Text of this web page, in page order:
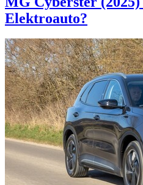
Elektroauto?